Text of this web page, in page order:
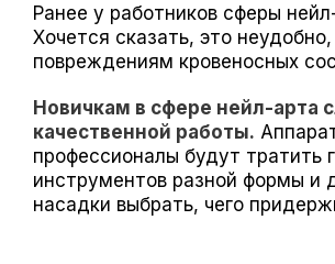
Ранее у работников сферы
Хочется сказать, это
повреждениям кровеносных
Новичкам в сфере нейл-арта
качественной работы.
профессионалы будут тратить
инструментов разной формы и
насадки выбрать, чего